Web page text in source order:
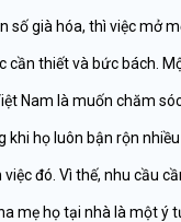
số già hóa, thì việc mở
cần thiết và bức bách.
Nam là muốn chăm
khi họ luôn bận rộn
đó. Vì thế, nhu cầu
mẹ họ tại nhà là một ý